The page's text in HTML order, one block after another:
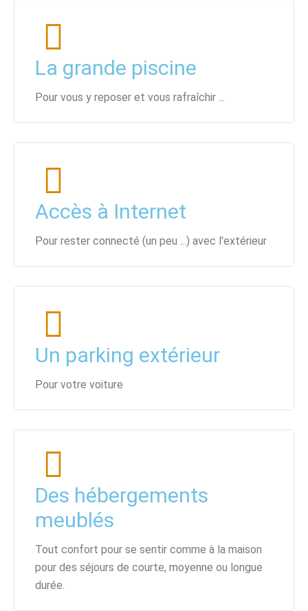
La grande piscine
Pour vous y reposer et vous rafraîchir ...
Accès à Internet
Pour rester connecté (un peu ...) avec l'extérieur
Un parking extérieur
Pour votre voiture
Des hébergements
meublés
Tout confort pour se sentir comme à la maison
pour des séjours de courte, moyenne ou longue
durée.